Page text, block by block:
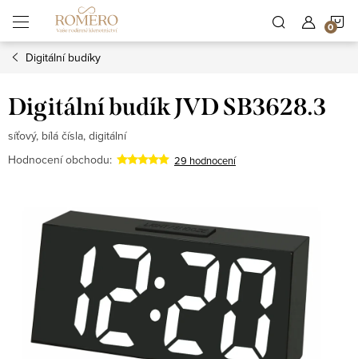
obsah
Digitální budíky
Digitální budík JVD SB3628.3
síťový, bílá čísla, digitální
Hodnocení obchodu:
29 hodnocení